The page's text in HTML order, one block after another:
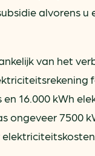
alvorens u
van het
16.000 kWh
ongeveer 7500